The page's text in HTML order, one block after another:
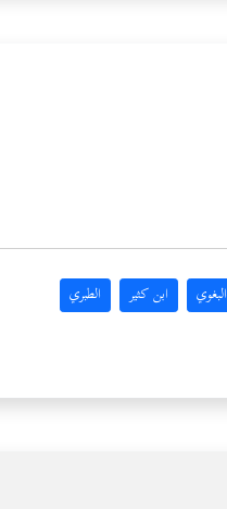
البغوي ابن كثير الطبري